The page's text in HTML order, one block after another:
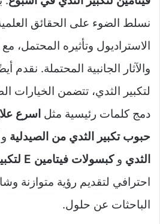
نسلط الضوء على الحقائق
الاستراديول وتأثيره المحتمل،
والآثار الجانبية المحتملة. نقدم
لتكبير الثدي، تتضمن الخيارات
دمج كلمات رئيسية مثل اسرع
حبوب تكبير الثدي من الصيدلية و
الثدي وكبسولات فيتامين E لتكبير الثدي
احترافي لتقديم رؤية متوازنة
الباحثات عن حلول.